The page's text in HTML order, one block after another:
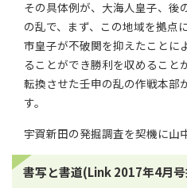
その具体例が、大海人皇子、後
の乱で、まず、この地域を拠点
市皇子が不破関を抑えたことに
ることができ勝利を収めること
転換させた壬申の乱の作戦本部
す。
宇賀新田の発掘調査を契機に山
書写と書道(Link 2017年4月